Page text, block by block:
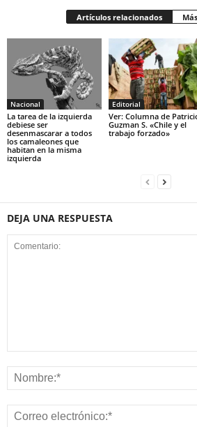
Artículos relacionados
Nacional
La tarea de la izquierda
debiese ser
desenmascarar a todos
los camaleones que
habitan en la misma
izquierda
Editorial
Ver: Columna de
Guzman S. «Chile y el
trabajo forzado»
DEJA UNA RESPUESTA